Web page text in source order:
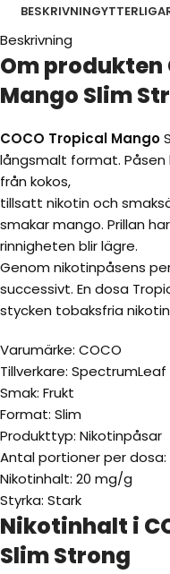
BESKRIVNING
Beskrivning
Om produkten
Mango Slim
COCO Tropical Mango
långsmalt format.
från kokos,
tillsatt nikotin och
smakar mango. Prillan
rinnigheten blir lägre.
Genom nikotinpåsens
successivt. En dosa
stycken tobaksfria
Varumärke: COCO
Tillverkare: SpectrumLeaf
Smak: Frukt
Format: Slim
Produkttyp: Nikotinpåsar
Antal portioner per dosa:
Nikotinhalt: 20 mg/g
Styrka: Stark
Nikotinhalt i
Slim Strong